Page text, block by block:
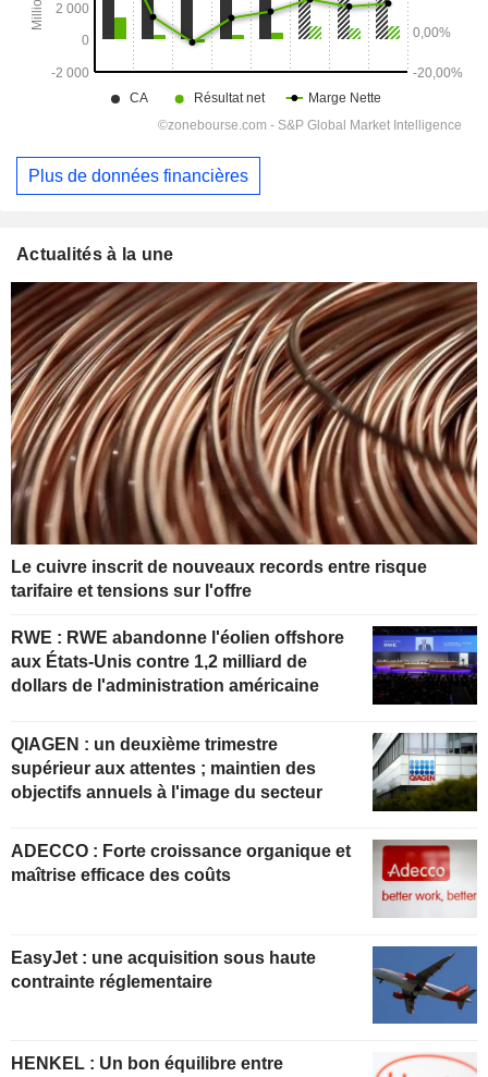
Plus de données financières
Actualités à la une
Le cuivre inscrit de nouveaux records entre risque
tarifaire et tensions sur l'offre
RWE : RWE abandonne l'éolien offshore
aux États-Unis contre 1,2 milliard de
dollars de l'administration américaine
QIAGEN : un deuxième trimestre
supérieur aux attentes ; maintien des
objectifs annuels à l'image du secteur
ADECCO : Forte croissance organique et
maîtrise efficace des coûts
EasyJet : une acquisition sous haute
contrainte réglementaire
HENKEL : Un bon équilibre entre